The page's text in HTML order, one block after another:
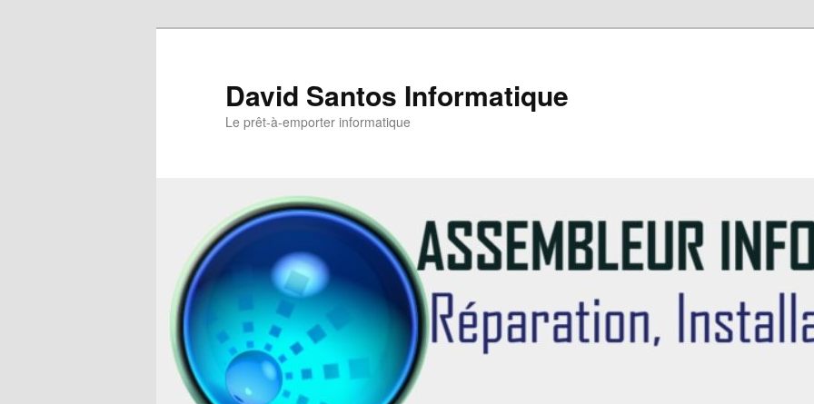
David Santos Informatique
Le prêt-à-emporter informatique